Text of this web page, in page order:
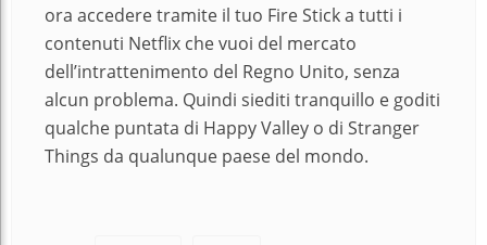
ora accedere tramite il tuo Fire Stick a tutti i
contenuti Netflix che vuoi del mercato
dell’intrattenimento del Regno Unito, senza
alcun problema. Quindi siediti tranquillo e goditi
qualche puntata di Happy Valley o di Stranger
Things da qualunque paese del mondo.